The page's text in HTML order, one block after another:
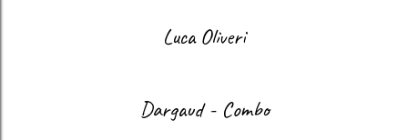
Luca Oliveri
Dargaud - Combo